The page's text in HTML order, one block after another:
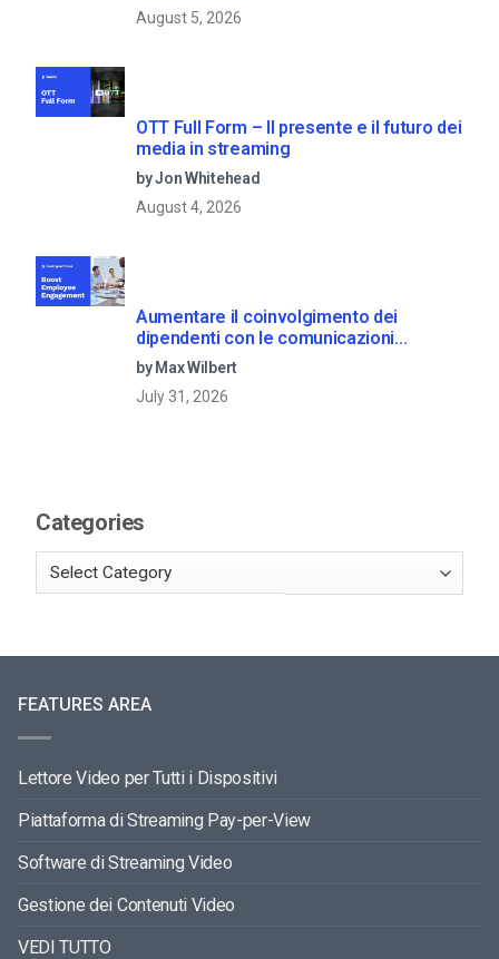
August 5, 2026
OTT Full Form – Il presente e il futuro dei
media in streaming
by Jon Whitehead
August 4, 2026
Aumentare il coinvolgimento dei
dipendenti con le comunicazioni
aziendali in live streaming
by Max Wilbert
July 31, 2026
Categories
FEATURES AREA
Lettore Video per Tutti i Dispositivi
Piattaforma di Streaming Pay-per-View
Software di Streaming Video
Gestione dei Contenuti Video
VEDI TUTTO